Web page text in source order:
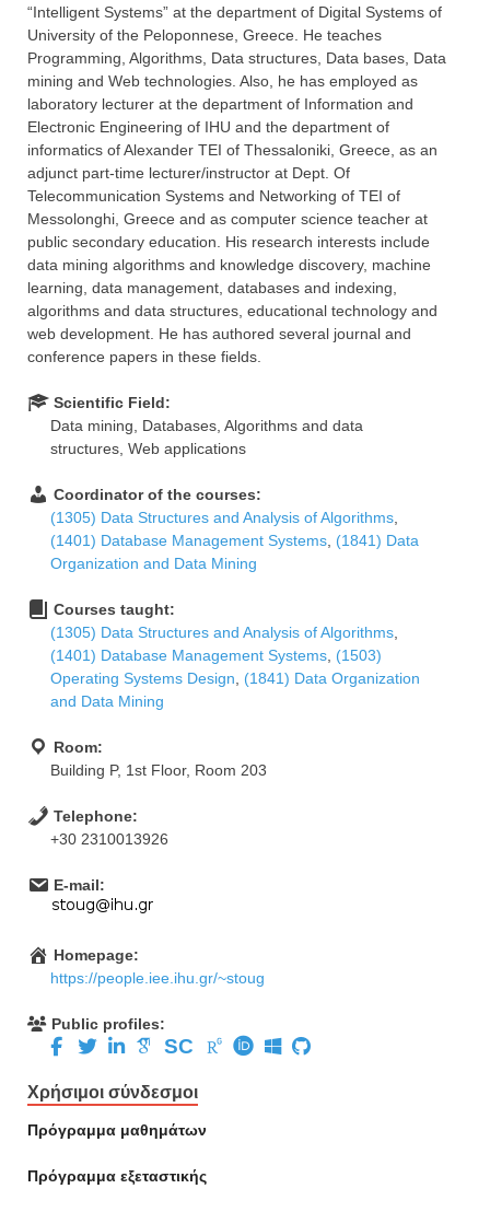
“Intelligent Systems” at the department of Digital Systems of
University of the Peloponnese, Greece. He teaches
Programming, Algorithms, Data structures, Data bases, Data
mining and Web technologies. Also, he has employed as
laboratory lecturer at the department of Information and
Electronic Engineering of IHU and the department of
informatics of Alexander TEI of Thessaloniki, Greece, as an
adjunct part-time lecturer/instructor at Dept. Of
Telecommunication Systems and Networking of TEI of
Messolonghi, Greece and as computer science teacher at
public secondary education. His research interests include
data mining algorithms and knowledge discovery, machine
learning, data management, databases and indexing,
algorithms and data structures, educational technology and
web development. He has authored several journal and
conference papers in these fields.
Scientific Field:
Data mining, Databases, Algorithms and data
structures, Web applications
Coordinator of the courses:
(1305) Data Structures and Analysis of Algorithms
(1401) Database Management Systems (1841) Data
Organization and Data Mining
Courses taught:
(1305) Data Structures and Analysis of Algorithms
(1401) Database Management Systems (1503)
Operating Systems Design
(1841) Data Organization
and Data Mining
Room:
Building P, 1st Floor, Room 203
Telephone:
+30 2310013926
E-mail:
Homepage:
https://people.iee.ihu.gr/~stoug
Public profiles:
SC
Χρήσιμοι σύνδεσμοι
Πρόγραμμα μαθημάτων
Πρόγραμμα εξεταστικής